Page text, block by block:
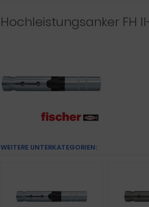
Hochleistungsanker FH
WEITERE UNTERKATEGORIEN: